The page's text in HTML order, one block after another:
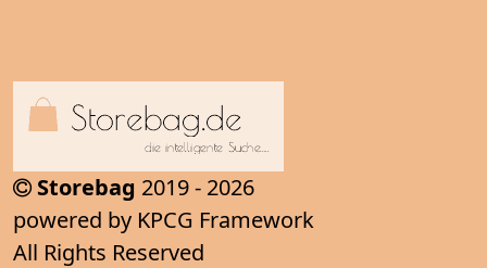
Storebag 2019 - 2026
powered by KPCG Framework
All Rights Reserved